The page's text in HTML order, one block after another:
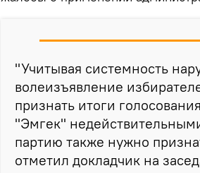
"Учитывая системность
волеизъявление
признать итоги
"Эмгек"
партию также нужно
отметил докладчик на